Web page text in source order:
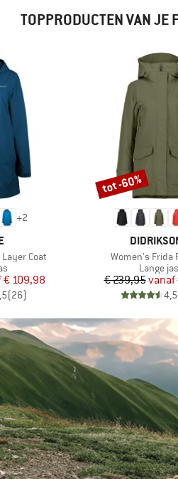
TOPPRODUCTEN VAN JE
+2
Coat
prijs
€ 109,98
(26)
MERK
Artikel
Women's Frida
Lange jas
€ 239,95vanaf
4,5
Korting
tot -60%